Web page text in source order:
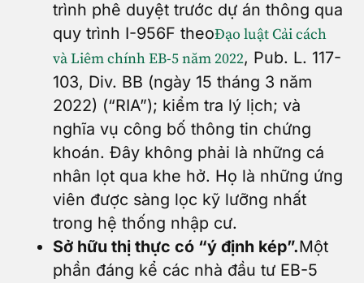
trình phê duyệt trước dự án thông qua
quy trình I-956F theoĐạo luật Cải cách
và Liêm chính EB-5 năm 2022, Pub. L. 117-
103, Div. BB (ngày 15 tháng 3 năm
2022) (“RIA”); kiểm tra lý lịch; và
nghĩa vụ công bố thông tin chứng
khoán. Đây không phải là những cá
nhân lọt qua khe hở. Họ là những ứng
viên được sàng lọc kỹ lưỡng nhất
trong hệ thống nhập cư.
Sở hữu thị thực có “ý định kép”.Một
phần đáng kể các nhà đầu tư EB-5